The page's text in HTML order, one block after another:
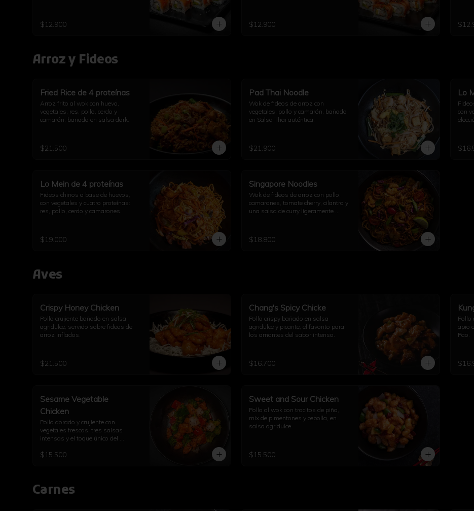
$12.900 $12.900
Arroz y Fideos
Fried Rice de 4 proteínas
Arroz frito al wok con huevo,
vegetales, res, pollo, cerdo y
camarón, bañado en salsa dark.
$21.500
Pad Thai Noodle
Wok de fideos de arroz con
vegetales, pollo y camarón, bañado
en Salsa Thai auténtica.
$21.900
Lo
con
Lo Mein de 4 proteínas
Fideos chinos a base de huevos,
con vegetales y cuatro proteínas:
res, pollo, cerdo y camarones.
$19.000
Singapore Noodles
Wok de fideos de arroz con pollo,
camarones, tomate cherry, cilantro y
una salsa de curry ligeramente
$18.800
Aves
Crispy Honey Chicken
Pollo crujiente bañado en salsa
agridulce, servido sobre fideos de
arroz inflados.
$21.500
Chang's Spicy Chicke
Pollo crispy bañado en salsa
agridulce y picante, el favorito para
los amantes del sabor intenso.
$16.700
Pollo
apio
Pao.
Sesame Vegetable
Chicken
Pollo dorado y crujiente con
vegetales frescos, tres salsas
intensas y el toque único del
$15.500
Sweet and Sour Chicken
Pollo al wok con trocitos de piña,
mix de pimentones y cebolla, en
salsa agridulce.
$15.500
Carnes